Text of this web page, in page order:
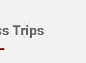
Trips